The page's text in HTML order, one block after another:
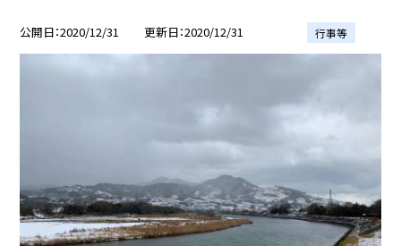
公開日 2020/12/31 更新日 2020/12/31 行事等